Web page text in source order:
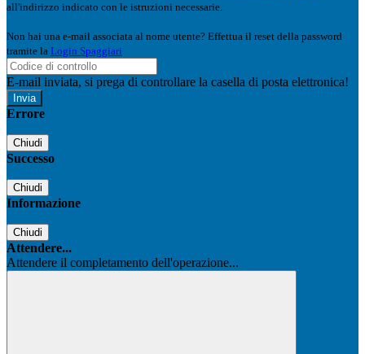
all'indirizzo indicato con le istruzioni necessarie.
Non hai una e-mail associata al nome utente? Effettua il reset della password
tramite la Login Spaggiari
E-mail inviata, si prega di controllare la casella di posta elettronica!
Errore
Chiudi
Successo
Chiudi
Informazione
Chiudi
Attendere...
Attendere il completamento dell'operazione...